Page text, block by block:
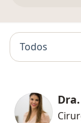
Todos